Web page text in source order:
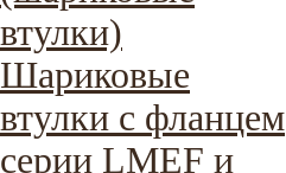
втулки)
Шариковые
втулки с фланцем
серии LMEF и